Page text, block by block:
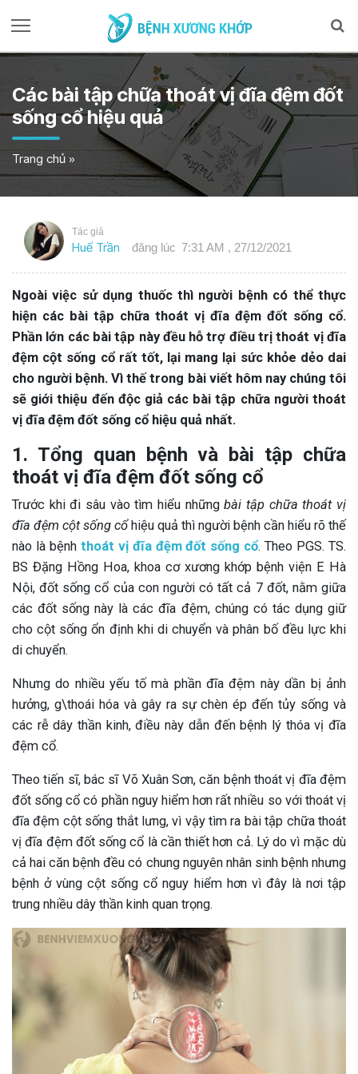
Các bài tập chữa thoát vị đĩa đệm đốt
sống cổ hiệu quả
Trang chủ »
Tác giả
Huế Trần đăng lúc 7:31 AM , 27/12/2021
Ngoài việc sử dụng thuốc thì người bệnh có thể thực
hiện các bài tập chữa thoát vị đĩa đệm đốt sống cổ.
Phần lớn các bài tập này đều hỗ trợ điều trị thoát vị đĩa
đệm cột sống cổ rất tốt, lại mang lại sức khỏe dẻo dai
cho người bệnh. Vì thế trong bài viết hôm nay chúng tôi
sẽ giới thiệu đến độc giả các bài tập chữa người thoát
vị đĩa đệm đốt sống cổ hiệu quả nhất.
1. Tổng quan bệnh và bài tập chữa
thoát vị đĩa đệm đốt sống cổ
Trước khi đi sâu vào tìm hiểu nhữngbài tập chữa thoát vị
đĩa đệm cột sống cổhiệu quả thì người bệnh cần hiểu rõ thế
nào là bệnh thoát vị đĩa đệm đốt sống cổ. Theo PGS. TS.
BS Đặng Hồng Hoa, khoa cơ xương khớp bệnh viện E Hà
Nội, đốt sống cổ của con người có tất cả 7 đốt, nằm giữa
các đốt sống này là các đĩa đệm, chúng có tác dụng giữ
cho cột sống ổn định khi di chuyển và phân bố đều lực khi
di chuyển.
Nhưng do nhiều yếu tố mà phần đĩa đệm này dần bị ảnh
hưởng, g\thoái hóa và gây ra sự chèn ép đến tủy sống và
các rễ dây thần kinh, điều này dẫn đến bệnh lý thóa vị đĩa
đệm cổ.
Theo tiến sĩ, bác sĩ Võ Xuân Sơn, căn bệnh thoát vị đĩa đệm
đốt sống cổ có phần nguy hiểm hơn rất nhiều so với thoát vị
đĩa đệm cột sống thắt lưng, vì vậy tìm ra bài tập chữa thoát
vị đĩa đệm đốt sống cổ là cần thiết hơn cả. Lý do vì mặc dù
cả hai căn bệnh đều có chung nguyên nhân sinh bệnh nhưng
bệnh ở vùng cột sống cổ nguy hiểm hơn vì đây là nơi tập
trung nhiều dây thần kinh quan trọng.